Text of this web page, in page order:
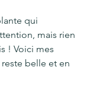
qui
mais rien
! Voici mes
belle et en